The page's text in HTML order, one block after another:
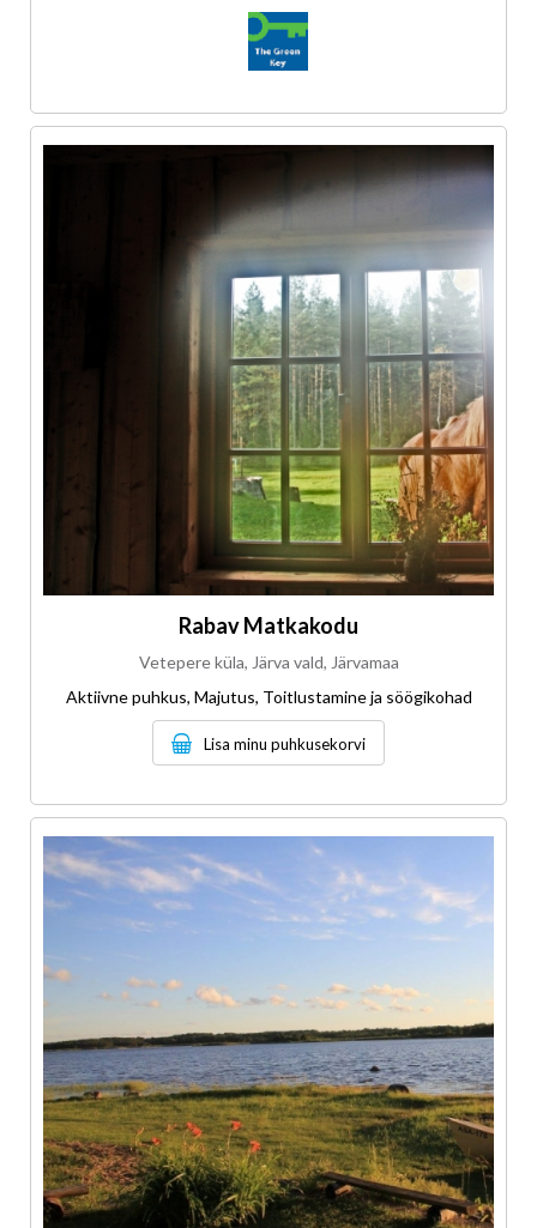
Rabav Matkakodu
Vetepere küla, Järva vald, Järvamaa
Aktiivne puhkus, Majutus, Toitlustamine ja söögikohad
Lisa minu puhkusekorvi